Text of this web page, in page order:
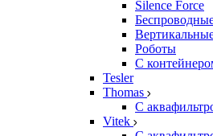
Silence Force
Роботы
С
Tesler
Thomas
С
Vitek